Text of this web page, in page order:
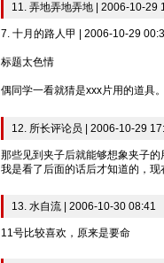
11. 弄地弄地弄地 | 2006-10-29
7. 十月的路人甲 | 2006-10-29
标题太色情
偶同学一看就猜是xxx片用的道具。
12. 所长评论员 | 2006-10-29
那些见到夹子后就能够想象夹子的
我是看了后面的话后才知道的，现
13. 水自流 | 2006-10-30 08:41
11号比较喜欢，原来是要命